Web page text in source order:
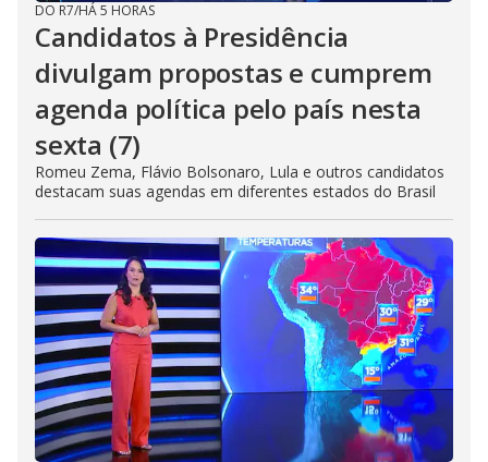
DO R7/HÁ 5 HORAS
Candidatos à Presidência
divulgam propostas e cumprem
agenda política pelo país nesta
sexta (7)
Romeu Zema, Flávio Bolsonaro, Lula e outros candidatos
destacam suas agendas em diferentes estados do Brasil